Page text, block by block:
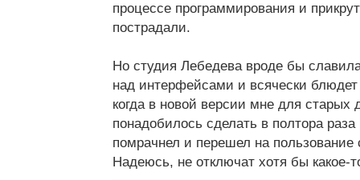
процессе программирования и
пострадали.
Но студия Лебедева вроде бы
над интерфейсами и всячески
когда в новой версии мне для старых
понадобилось сделать в полтора
помрачнел и перешел на пользование
Надеюсь, не отключат хотя бы какое-